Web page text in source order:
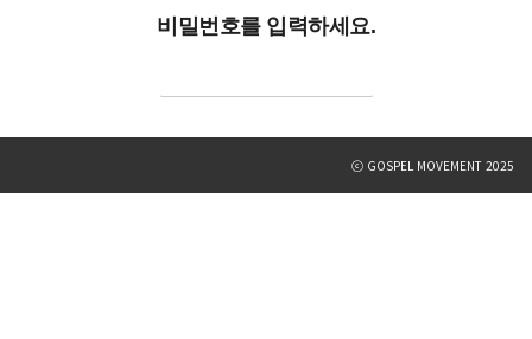
비밀번호를 입력하세요.
ⓒ GOSPEL MOVEMENT 2025